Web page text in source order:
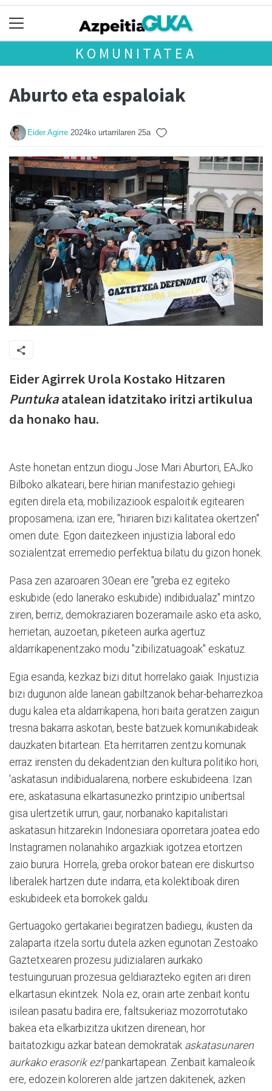
KOMUNITATEA
Aburto eta espaloiak
Eider Agirre 2024ko urtarrilaren 25a
Eider Agirrek Urola Kostako Hitzaren
Puntukaatalean idatzitako iritzi artikulua
da honako hau.
Aste honetan entzun diogu Jose Mari Aburtori, EAJko
Bilboko alkateari, bere hirian manifestazio gehiegi
egiten direla eta, mobilizaziook espaloitik egitearen
proposamena; izan ere, "hiriaren bizi kalitatea okertzen"
omen dute. Egon daitezkeen injustizia laboral edo
sozialentzat erremedio perfektua bilatu du gizon honek.
Pasa zen azaroaren 30ean ere "greba ez egiteko
eskubide (edo lanerako eskubide) indibidualaz" mintzo
ziren, berriz, demokraziaren bozeramaile asko eta asko,
herrietan, auzoetan, piketeen aurka agertuz
aldarrikapenentzako modu "zibilizatuagoak" eskatuz.
Egia esanda, kezkaz bizi ditut horrelako gaiak. Injustizia
bizi dugunon alde lanean gabiltzanok behar-beharrezkoa
dugu kalea eta aldarrikapena, hori baita geratzen zaigun
tresna bakarra askotan, beste batzuek komunikabideak
dauzkaten bitartean. Eta herritarren zentzu komunak
erraz irensten du dekadentzian den kultura politiko hori,
'askatasun indibidualarena, norbere eskubideena. Izan
ere, askatasuna elkartasunezko printzipio unibertsal
gisa ulertzetik urrun, gaur, norbanako kapitalistari
askatasun hitzarekin Indonesiara oporretara joatea edo
Instagramen nolanahiko argazkiak igotzea etortzen
zaio burura. Horrela, greba orokor batean ere diskurtso
liberalek hartzen dute indarra, eta kolektiboak diren
eskubideek eta borrokek galdu.
Gertuagoko gertakariei begiratzen badiegu, ikusten da
zalaparta itzela sortu dutela azken egunotan Zestoako
Gaztetxearen prozesu judizialaren aurkako
testuinguruan prozesua geldiarazteko egiten ari diren
elkartasun ekintzek. Nola ez, orain arte zenbait kontu
isilean pasatu badira ere, faltsukeriaz mozorrotutako
bakea eta elkarbizitza ukitzen direnean, hor
baitatozkigu azkar batean demokratak askatasunaren
aurkako erasorik ez!pankartapean. Zenbait kamaleoik
ere, edozein koloreren alde jartzen dakitenek, azken